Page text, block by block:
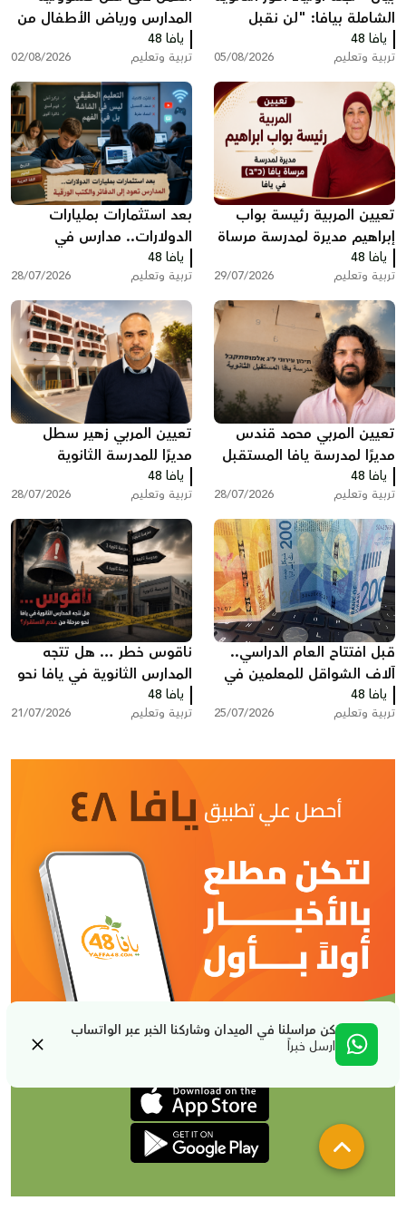
كن مراسلنا في الميدان وشاركنا الخبر عبر الواتساب
ارسل خبراً
الشاملة بيافا: "لن نقبل
تجاهل صوت الأهالي"
يافا 48
تربية وتعليم 05/08/2026
المدارس ورياض الأطفال من
وزارة التربية والتعليم إلى
البلديات
يافا 48
تربية وتعليم 02/08/2026
تعيين المربية رئيسة بواب
إبراهيم مديرة لمدرسة مرساة
يافا (כ”ב)
يافا 48
تربية وتعليم 29/07/2026
بعد استثمارات بمليارات
الدولارات.. مدارس في
الولايات المتحدة تعود إلى
الدفاتر والكتب الورقية
يافا 48
تربية وتعليم 28/07/2026
تعيين المربي محمد قندس
مديرًا لمدرسة يافا المستقبل
الثانوية
يافا 48
تربية وتعليم 28/07/2026
تعيين المربي زهير سطل
مديرًا للمدرسة الثانوية
الشاملة في يافا
يافا 48
تربية وتعليم 28/07/2026
قبل افتتاح العام الدراسي..
آلاف الشواقل للمعلمين في
البلاد ضمن منحة الملابس
يافا 48
تربية وتعليم 25/07/2026
ناقوس خطر … هل تتجه
المدارس الثانوية في يافا نحو
مرحلة من عدم الاستقرار؟
يافا 48
تربية وتعليم 21/07/2026